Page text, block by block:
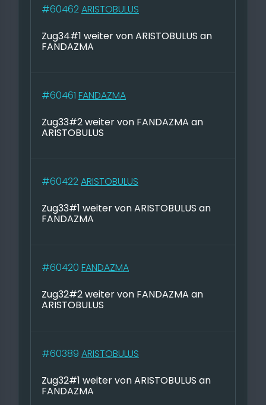
#60462ARISTOBULUS
Zug34#1 weiter von ARISTOBULUS an
FANDAZMA
#60461 FANDAZMA
Zug33#2 weiter von FANDAZMA an
ARISTOBULUS
#60422ARISTOBULUS
Zug33#1 weiter von ARISTOBULUS an
FANDAZMA
#60420 FANDAZMA
Zug32#2 weiter von FANDAZMA an
ARISTOBULUS
#60389 ARISTOBULUS
Zug32#1 weiter von ARISTOBULUS an
FANDAZMA